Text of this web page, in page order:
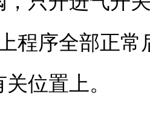
序全部正常
位置上。